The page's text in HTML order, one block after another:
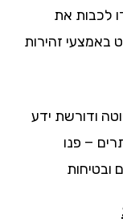
את
זהירות
ידע
פנו